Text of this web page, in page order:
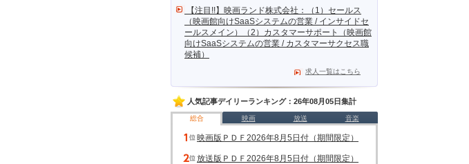
【注目!!】映画ランド株式会社：（1）セールス
（映画館向けSaaSシステムの営業 / インサイドセ
ールスメイン）（2）カスタマーサポート（映画館
向けSaaSシステムの営業 / カスタマーサクセス職
候補）
求人一覧はこちら
人気記事デイリーランキング：26年08月05日集計
総合 映画 放送 音楽
映画版ＰＤＦ2026年8月5日付（期間限定）
放送版ＰＤＦ2026年8月5日付（期間限定）